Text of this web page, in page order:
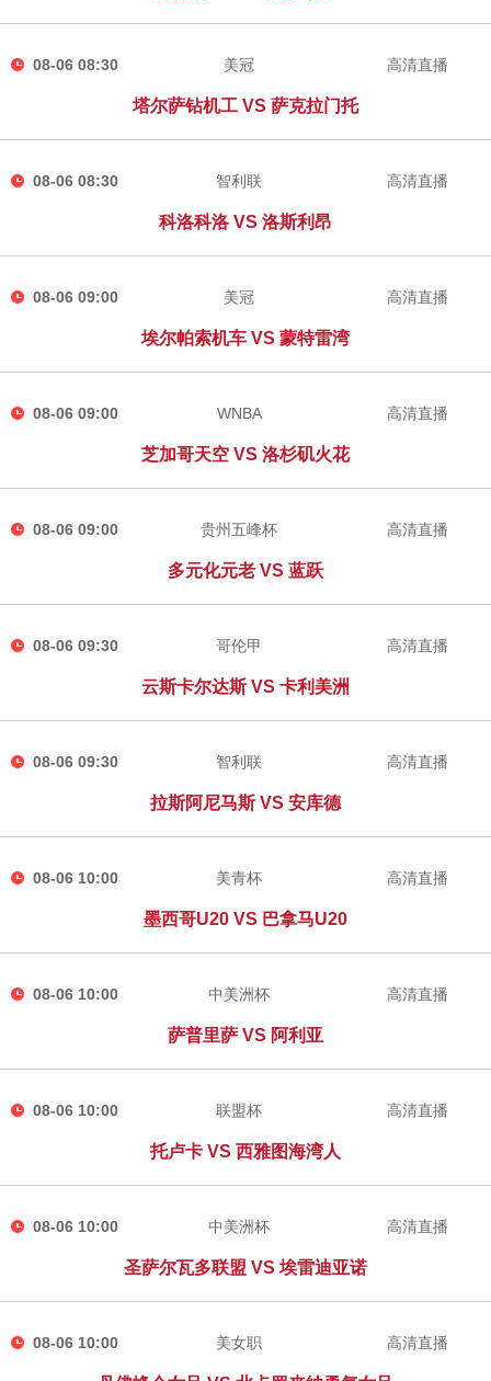
08-06 08:30 美冠
塔尔萨钻机工 VS 萨克拉门托
高清直播
08-06 08:30 智利联
科洛科洛 VS 洛斯利昂
高清直播
08-06 09:00 美冠
埃尔帕索机车 VS 蒙特雷湾
高清直播
08-06 09:00 WNBA
芝加哥天空 VS 洛杉矶火花
高清直播
08-06 09:00 贵州五峰杯
多元化元老 VS 蓝跃
高清直播
08-06 09:30 哥伦甲
云斯卡尔达斯 VS 卡利美洲
高清直播
08-06 09:30 智利联
拉斯阿尼马斯 VS 安库德
高清直播
08-06 10:00 美青杯
墨西哥U20 VS 巴拿马U20
高清直播
08-06 10:00 中美洲杯
萨普里萨 VS 阿利亚
高清直播
08-06 10:00 联盟杯
托卢卡 VS 西雅图海湾人
高清直播
08-06 10:00 中美洲杯
圣萨尔瓦多联盟 VS 埃雷迪亚诺
高清直播
08-06 10:00 美女职 高清直播